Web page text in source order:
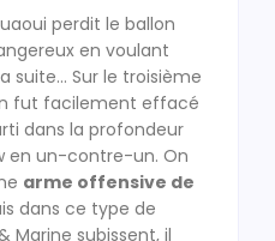
perdit le ballon
en voulant
suite… Sur le troisième
fut facilement effacé
dans la profondeur
en un-contre-un. On
arme offensive de
dans ce type de
Marine subissent, il